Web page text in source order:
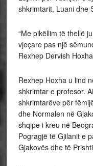
shkrimtarit, Luani dhe
“Me pikëllim të thellë
vjeçare pas një
Rexhep Dervish
Rexhep Hoxha u lind
shkrimtar e profesor.
shkrimtarëve për
dhe Normalen në
shqipe i kreu në
Pogragjë të Gjilanit e
Gjakovës dhe të